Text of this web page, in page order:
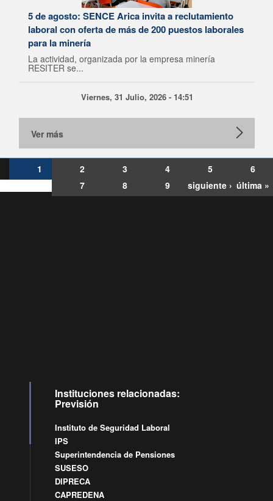
5 de agosto: SENCE Arica invita a reclutamiento
laboral con oferta de más de 200 puestos laborales
para la minería
La actividad, organizada por la empresa minería
RESITER se...
Viernes, 31 Julio, 2026 - 14:51
Ver más
1 2 3 4 5
6
7
8 9 siguiente › última »
Instituciones relacionadas:
Previsión
Instituto de Seguridad Laboral
IPS
Superintendencia de Pensiones
SUSESO
DIPRECA
CAPREDENA